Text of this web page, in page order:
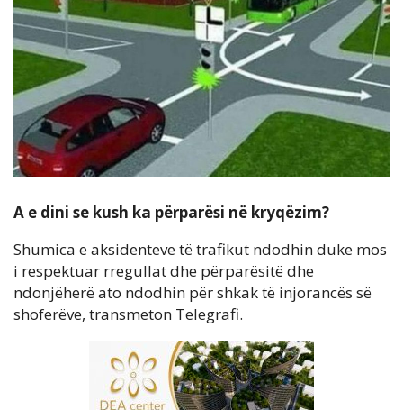
A e dini se kush ka përparësi në kryqëzim?
Shumica e aksidenteve të trafikut ndodhin duke mos
i respektuar rregullat dhe përparësitë dhe
ndonjëherë ato ndodhin për shkak të injorancës së
shoferëve, transmeton Telegrafi.